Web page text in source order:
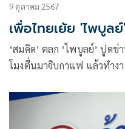
9 ตุลาคม 2567
เพื่อไทยเย้ย 'ไพบูลย์
‘สมคิด’ ตลก ‘ไพบูลย์’ ปูด
โมงตื่นมาจิบกาแฟ แล้วทำง
ให้ได้เกินครึ่ง แล้วมาสู้กันในส